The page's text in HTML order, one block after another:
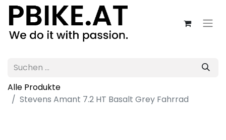
Alle Produkte
Stevens Amant 7.2 HT Basalt Grey Fahrrad